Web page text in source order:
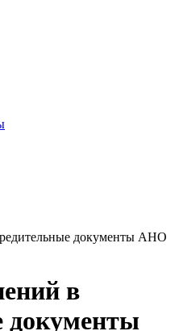
документы АНО
в
документы